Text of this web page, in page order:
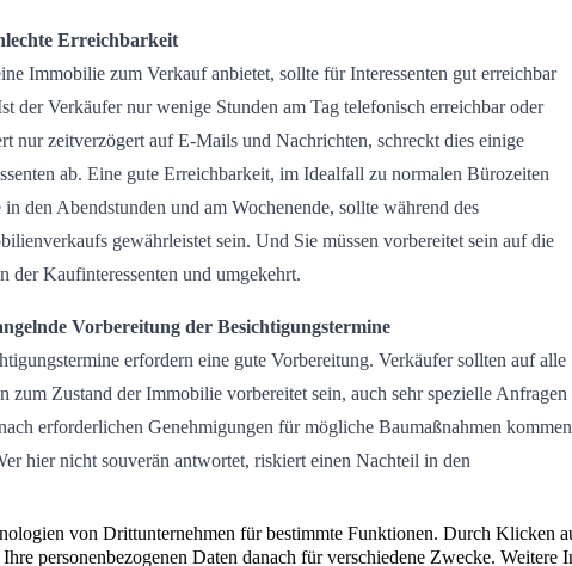
Erreichbarkeit
Immobilie zum Verkauf anbietet, sollte für Interessenten gut erreichbar
der Verkäufer nur wenige Stunden am Tag telefonisch erreichbar oder
nur zeitverzögert auf E-Mails und Nachrichten, schreckt dies einige
ab. Eine gute Erreichbarkeit, im Idealfall zu normalen Bürozeiten
in den Abendstunden und am Wochenende, sollte während des
gewährleistet sein. Und Sie müssen vorbereitet sein auf die
der Kaufinteressenten und umgekehrt.
Vorbereitung der Besichtigungstermine
erfordern eine gute Vorbereitung. Verkäufer sollten auf alle
zum Zustand der Immobilie vorbereitet sein, auch sehr spezielle Anfragen
erforderlichen Genehmigungen für mögliche Baumaßnahmen kommen
hier nicht souverän antwortet, riskiert einen Nachteil in den
vorbereitet werden, z. B. durch kleinere Reparaturen oder